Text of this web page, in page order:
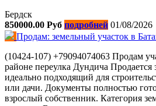
Бердск
850000.00 Руб подробней 01/08/2026
Продам: земельный участок в
(10424-107) +79094074063 Продам
районе переулка Дундича Продается
идеально подходящий для
или дачи. Документы полностью
взрослый собственник. Категория